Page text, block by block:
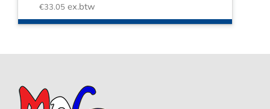
€33.05 ex.btw